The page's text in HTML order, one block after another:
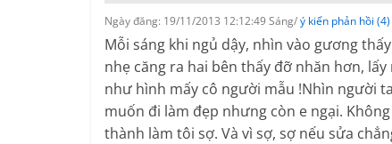
Ngày đăng: 19/11/2013 12:12:49 Sáng/ý kiến phản hồi (4)
Mỗi sáng khi ngủ dậy, nhìn vào gương
nhẹ căng ra hai bên thấy đỡ nhăn hơn,
như hình mấy cô người mẫu !Nhìn người
muốn đi làm đẹp nhưng còn e ngại.
thành làm tôi sợ. Và vì sợ, sợ nếu sửa